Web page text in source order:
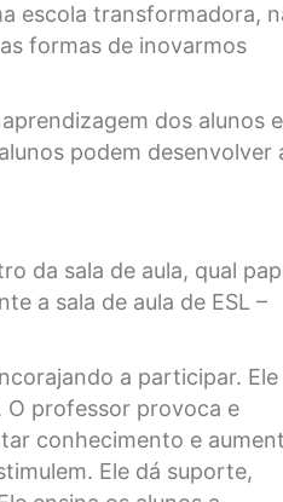
escola transformadora,
formas de inovarmos
dos alunos e
podem desenvolver
da sala de aula, qual
a sala de aula de ESL –
a participar. Ele
O professor provoca e
conhecimento e
Ele dá suporte,